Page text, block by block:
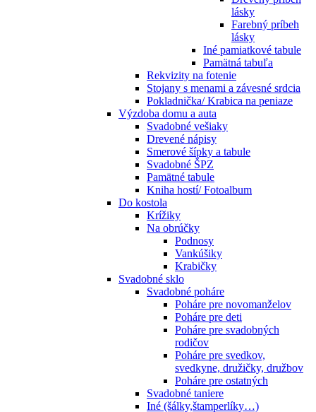
lásky
Farebný príbeh
lásky
Iné pamiatkové tabule
Pamätná tabuľa
Rekvizity na fotenie
Stojany s menami a závesné srdcia
Pokladnička/ Krabica na peniaze
Výzdoba domu a auta
Svadobné vešiaky
Drevené nápisy
Smerové šípky a tabule
Svadobné ŠPZ
Pamätné tabule
Kniha hostí/ Fotoalbum
Do kostola
Krížiky
Na obrúčky
Podnosy
Vankúšiky
Krabičky
Svadobné sklo
Svadobné poháre
Poháre pre novomanželov
Poháre pre deti
Poháre pre svadobných
rodičov
Poháre pre svedkov,
svedkyne, družičky, družbov
Poháre pre ostatných
Svadobné taniere
Iné (šálky,štamperlíky…)